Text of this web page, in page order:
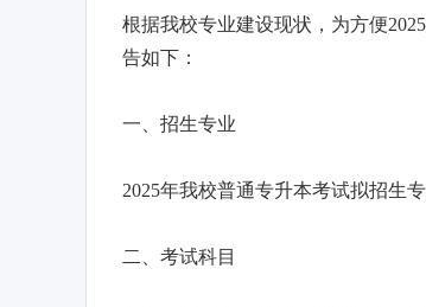
根据我校专业建设现状，为方便
告如下：
一、招生专业
2025年我校普通专升本考试拟招生
二、考试科目